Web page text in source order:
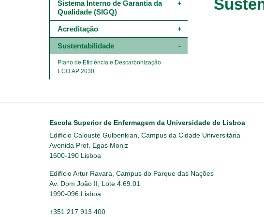
navigation
-
e
níveis
Sistema Interno de Garantia da
Qualidade (SIGQ)
Acreditação
Sustentabilidade
Plano de Eficiência e Descarbonização
ECO.AP 2030
Escola Superior de Enfermagem da Universidade de Lisboa
Edifício Calouste Gulbenkian, Campus da Cidade Universitária
Avenida Prof. Egas Moniz
1600-190 Lisboa
Edifício Artur Ravara, Campus do Parque das Nações
Av. Dom João II, Lote 4.69.01
1990-096 Lisboa
+351 217 913 400